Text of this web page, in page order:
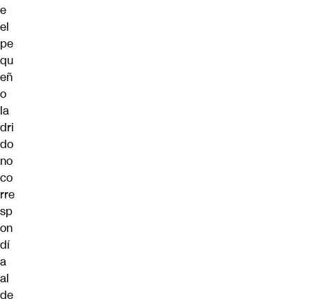
e
el
pe
qu
eñ
o
la
dri
do
no
co
rre
sp
on
dí
a
al
de